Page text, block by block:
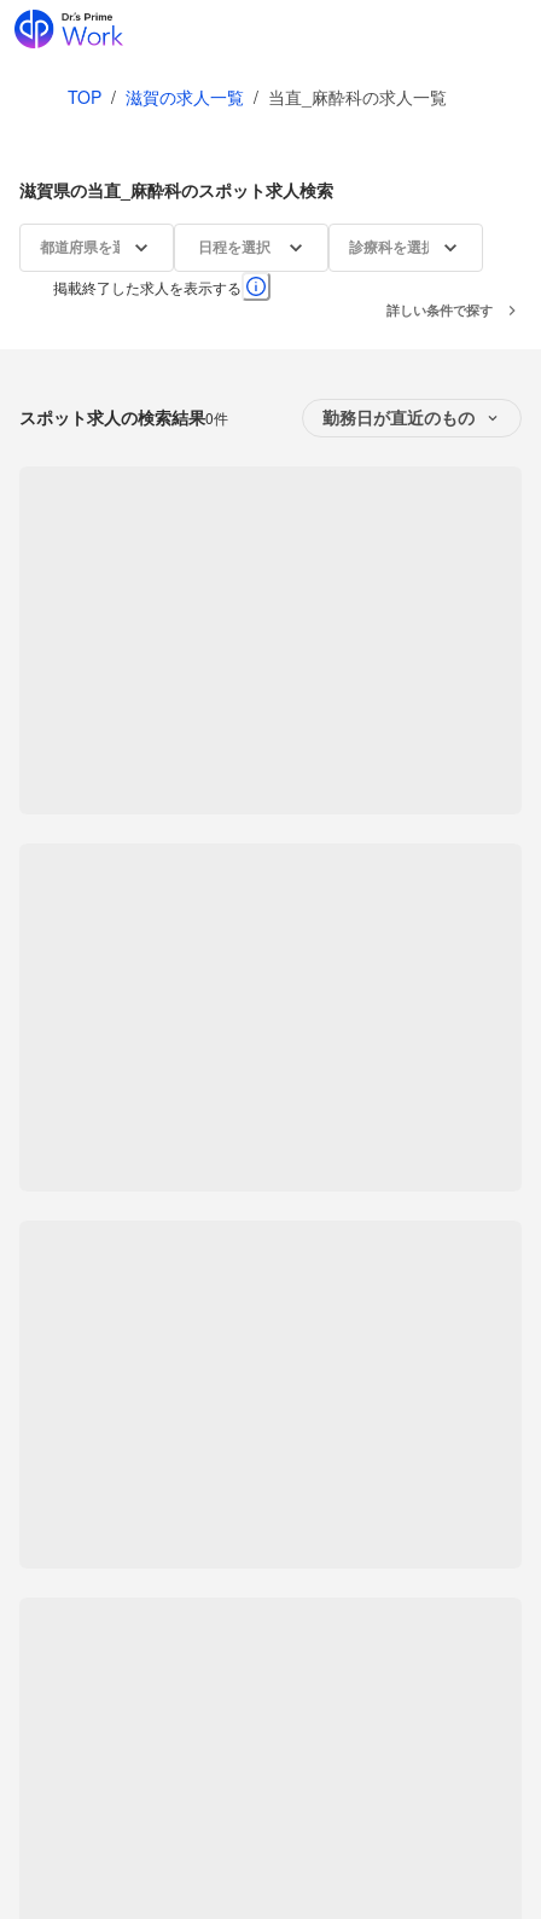
TOP / 滋賀の求人一覧 / 当直_麻酔科の求人一覧
滋賀県の当直_麻酔科のスポット求人検索
都道府県を選択 日程を選択 診療科を選択
掲載終了した求人を表示する
詳しい条件で探す
スポット求人の検索結果0件 勤務日が直近のもの